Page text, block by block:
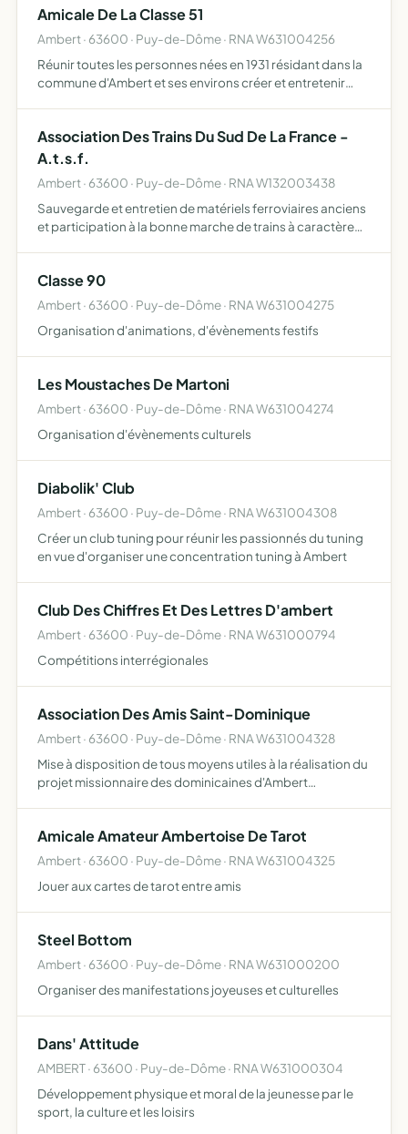
Amicale De La Classe 51
Ambert · 63600 · Puy-de-Dôme · RNA W631004256
Réunir toutes les personnes nées en 1931 résidant dans la
commune d'Ambert et ses environs créer et entretenir
Association Des Trains Du Sud De La France -
A.t.s.f.
Ambert · 63600 · Puy-de-Dôme · RNA W132003438
Sauvegarde et entretien de matériels ferroviaires anciens
et participation à la bonne marche de trains à caractère
Classe 90
Ambert · 63600 · Puy-de-Dôme · RNA W631004275
Organisation d'animations, d'évènements festifs
Les Moustaches De Martoni
Ambert · 63600 · Puy-de-Dôme · RNA W631004274
Organisation d'évènements culturels
Diabolik' Club
Ambert · 63600 · Puy-de-Dôme · RNA W631004308
Créer un club tuning pour réunir les passionnés du tuning
en vue d'organiser une concentration tuning à Ambert
Club Des Chiffres Et Des Lettres D'ambert
Ambert · 63600 · Puy-de-Dôme · RNA W631000794
Compétitions interrégionales
Association Des Amis Saint-Dominique
Ambert · 63600 · Puy-de-Dôme · RNA W631004328
Mise à disposition de tous moyens utiles à la réalisation du
projet missionnaire des dominicaines d'Ambert
dominica…
Amicale Amateur Ambertoise De Tarot
Ambert · 63600 · Puy-de-Dôme · RNA W631004325
Jouer aux cartes de tarot entre amis
Steel Bottom
Ambert · 63600 · Puy-de-Dôme · RNA W631000200
Organiser des manifestations joyeuses et culturelles
Dans' Attitude
AMBERT · 63600 · Puy-de-Dôme · RNA W631000304
Développement physique et moral de la jeunesse par le
sport, la culture et les loisirs